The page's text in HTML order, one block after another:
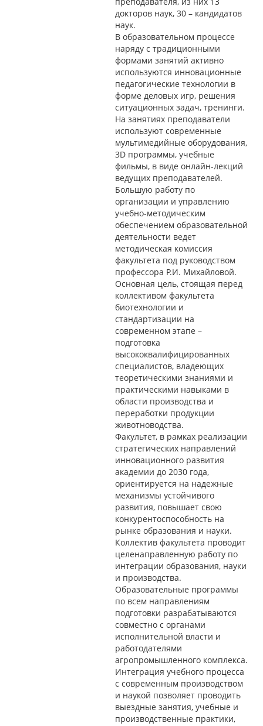
докторов наук, 30 – кандидатов
наук.
В образовательном процессе
наряду с традиционными
формами занятий активно
используются инновационные
педагогические технологии в
форме деловых игр, решения
ситуационных задач, тренинги.
На занятиях преподаватели
используют современные
мультимедийные оборудования,
3D программы, учебные
фильмы, в виде онлайн-лекций
ведущих преподавателей.
Большую работу по
организации и управлению
учебно-методическим
обеспечением образовательной
деятельности ведет
методическая комиссия
факультета под руководством
профессора Р.И. Михайловой.
Основная цель, стоящая перед
коллективом факультета
биотехнологии и
стандартизации на
современном этапе –
подготовка
высококвалифицированных
специалистов, владеющих
теоретическими знаниями и
практическими навыками в
области производства и
переработки продукции
животноводства.
Факультет, в рамках реализации
стратегических направлений
инновационного развития
академии до 2030 года,
ориентируется на надежные
механизмы устойчивого
развития, повышает свою
конкурентоспособность на
рынке образования и науки.
Коллектив факультета проводит
целенаправленную работу по
интеграции образования, науки
и производства.
Образовательные программы
по всем направлениям
подготовки разрабатываются
совместно с органами
исполнительной власти и
работодателями
агропромышленного комплекса.
Интеграция учебного процесса
с современным производством
и наукой позволяет проводить
выездные занятия, учебные и
производственные практики,